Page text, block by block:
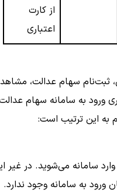
از کارت
اعتباری
سهام عدالت،
ورود به سامانه سهام
به این ترتیب است:
سامانه می‌شوید. در غیر
به سامانه وجود ندارد.